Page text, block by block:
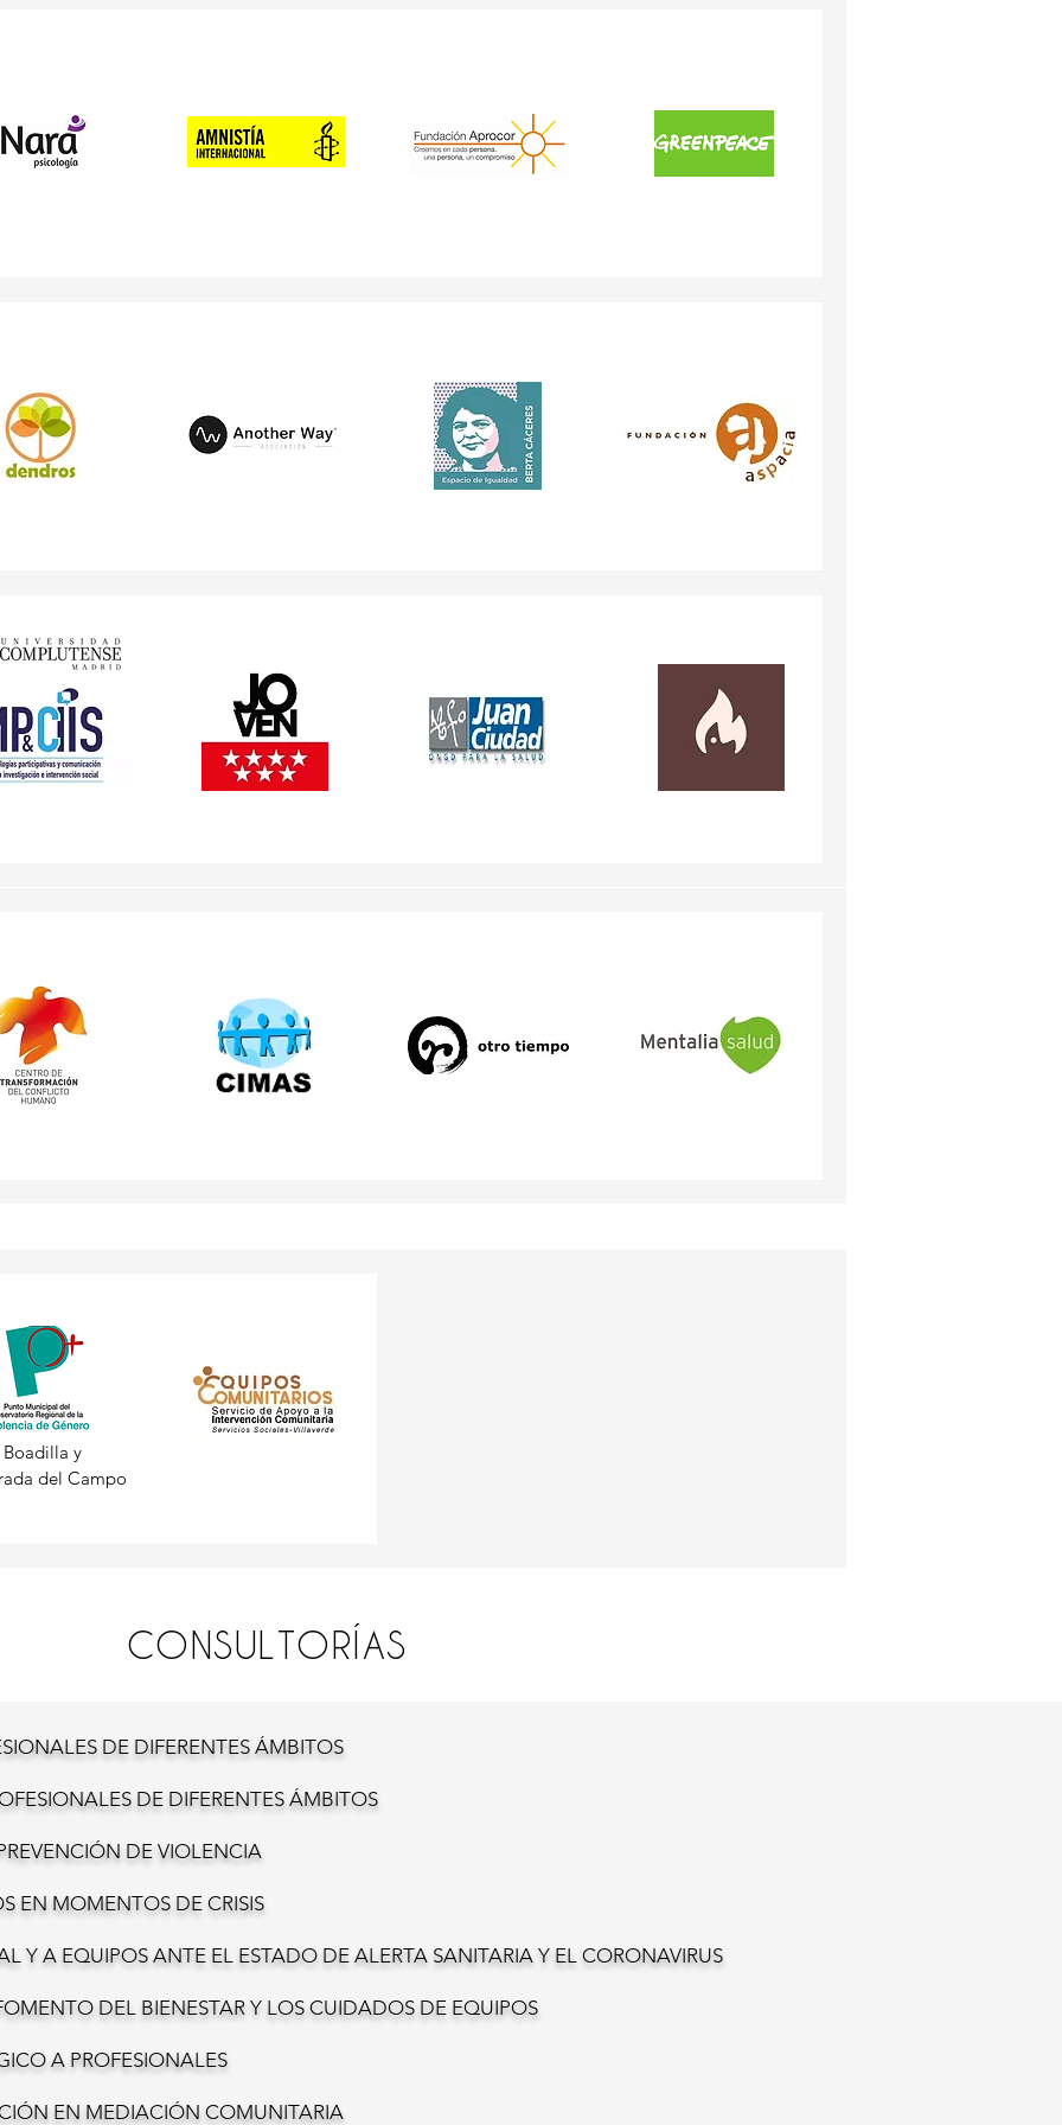
Boadilla y
del Campo
CONSULTORÍAS
DE DIFERENTES ÁMBITOS
DE DIFERENTES ÁMBITOS
DE VIOLENCIA
EN MOMENTOS DE CRISIS
Y A EQUIPOS ANTE EL ESTADO DE ALERTA SANITARIA Y EL CORONAVIRUS
DEL BIENESTAR Y LOS CUIDADOS DE EQUIPOS
A PROFESIONALES
EN MEDIACIÓN COMUNITARIA